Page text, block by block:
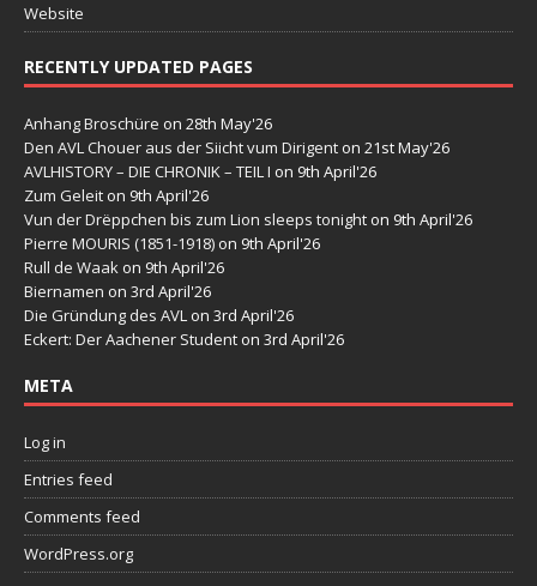
Website
RECENTLY UPDATED PAGES
Anhang Broschüre on 28th May'26
Den AVL Chouer aus der Siicht vum Dirigent on 21st May'26
AVLHISTORY – DIE CHRONIK – TEIL I on 9th April'26
Zum Geleit on 9th April'26
Vun der Drëppchen bis zum Lion sleeps tonight on 9th April'26
Pierre MOURIS (1851-1918) on 9th April'26
Rull de Waak on 9th April'26
Biernamen on 3rd April'26
Die Gründung des AVL on 3rd April'26
Eckert: Der Aachener Student on 3rd April'26
META
Log in
Entries feed
Comments feed
WordPress.org